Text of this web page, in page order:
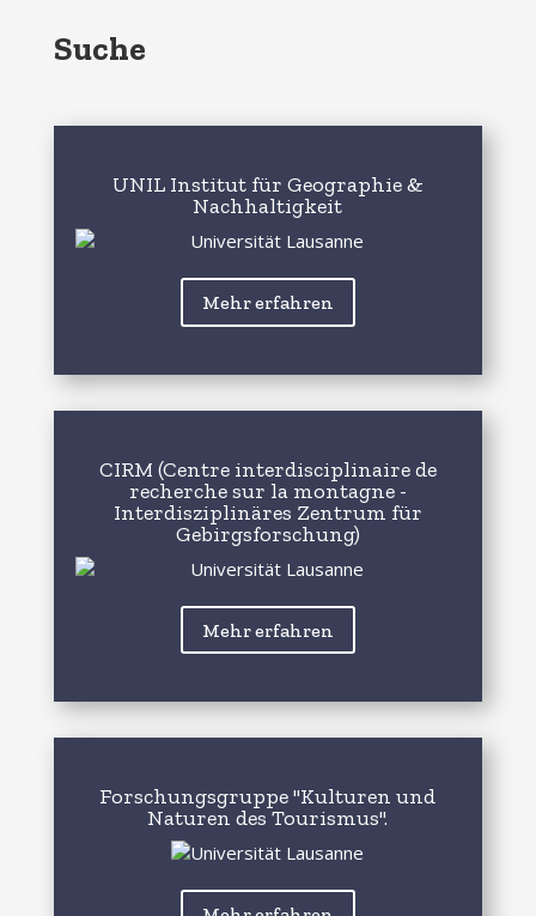
Suche
UNIL Institut für Geographie &
Nachhaltigkeit
Mehr erfahren
CIRM (Centre interdisciplinaire de
recherche sur la montagne -
Interdisziplinäres Zentrum für
Gebirgsforschung)
Mehr erfahren
Forschungsgruppe "Kulturen und
Naturen des Tourismus".